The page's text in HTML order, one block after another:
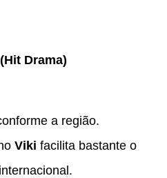
Drama)
a região.
Viki facilita bastante o